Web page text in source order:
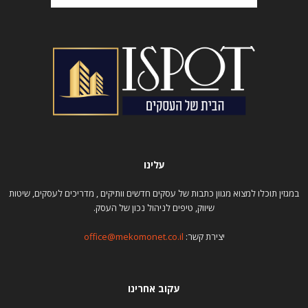
עלינו
במגזין תוכלו למצוא מגוון כתבות של עסקים חדשים וותיקים , מדריכים לעסקים, שיטות
שיווק, טיפים לניהול נכון של העסק.
יצירת קשר: office@mekomonet.co.il
עקוב אחרינו